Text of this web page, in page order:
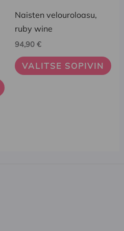
Naisten velouroloasu,
ruby wine
94,90 €
VALITSE SOPIVIN
muunnelma.
Voit
tehdä
valinnat